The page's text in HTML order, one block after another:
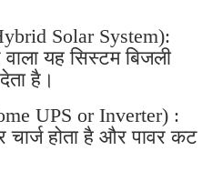
Solar System):
यह सिस्टम बिजली
है।
UPS or Inverter) :
चार्ज होता है और पावर कट